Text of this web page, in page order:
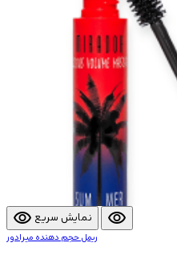
visibility نمایش سریع visibility
ریمل حجم دهنده میرادور